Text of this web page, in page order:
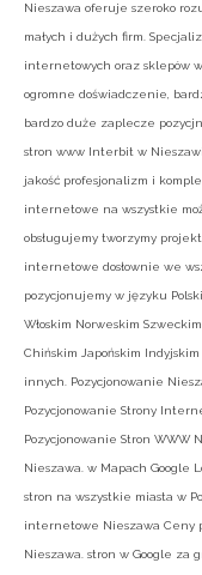
Nieszawa oferuje szeroko
małych i dużych firm.
internetowych oraz sklepów
ogromne doświadczenie,
bardzo duże zaplecze
stron www Interbit w
jakość profesjonalizm i
internetowe na wszystkie
obsługujemy tworzymy
internetowe dosłownie we
pozycjonujemy w języku
Włoskim Norweskim
Chińskim Japońskim
innych. Pozycjonowanie
Pozycjonowanie Strony
Pozycjonowanie Stron WWW
Nieszawa. w Mapach Google
stron na wszystkie miasta w
internetowe Nieszawa Ceny
Nieszawa. stron w Google